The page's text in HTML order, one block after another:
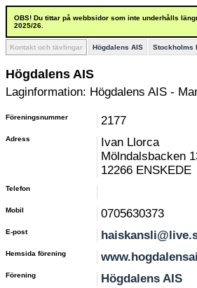
OBS! Du tittar på webbsidor som inte underhålls
2025/26.
Kontakt och tävlingar Högdalens AIS Stockholms
Högdalens AIS
Laginformation: Högdalens AIS -
Föreningsnummer 2177
Adress
Ivan Llorca
Mölndalsbacken
12266 ENSKEDE
Telefon
Mobil 0705630373
E-post
Hemsida förening
Förening Högdalens AIS